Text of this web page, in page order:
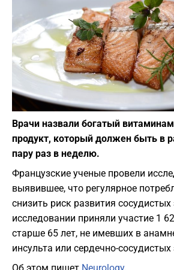
Врачи назвали богатый
продукт, который должен быть в
пару раз в неделю.
Французские ученые провели
выявившее, что регулярное
снизить риск развития
исследовании приняли участие 1
старше 65 лет, не имевших в
инсульта или сердечно-